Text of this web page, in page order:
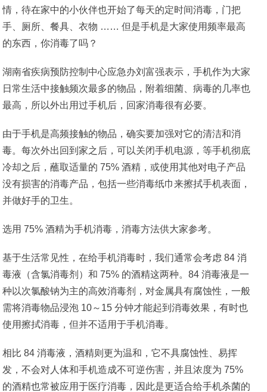
情，待在家中的小伙伴也开始了每天的定时间消毒，门把
手、厕所、餐具、衣物 …… 但是手机是大家使用频率最高
的东西，你消毒了吗？
湖南省疾病预防控制中心应急办刘富强表示，手机作为大家
日常生活中接触频次最多的物品，附着细菌、病毒的几率也
最高，所以外出用过手机后，回家消毒很有必要。
由于手机是高频接触的物品，确实要加强对它的清洁和消
毒。每次外出回到家之后，可以关闭手机电源，等手机彻底
冷却之后，蘸取适量的 75% 酒精，或使用其他对电子产品
没有损害的消毒产品，包括一些消毒纸巾来擦拭手机表面，
并做好手的卫生。
选用 75% 酒精为手机消毒，消毒方法供大家参考。
基于生活常见性，在给手机消毒时，我们通常会考虑 84 消
毒液（含氯消毒剂）和 75% 的酒精这两种。84 消毒液是一
种以次氯酸钠为主的高效消毒剂，对金属具有腐蚀性，一般
需将消毒物品浸泡 10～15 分钟才能起到消毒效果，有时也
使用擦拭消毒，但并不适用于手机消毒。
相比 84 消毒液，酒精则更为温和，它不具腐蚀性、易挥
发，不会对人体和手机造成不可逆伤害，并且浓度为 75%
的酒精也常被应用于医疗消毒，因此是更适合给手机杀菌的